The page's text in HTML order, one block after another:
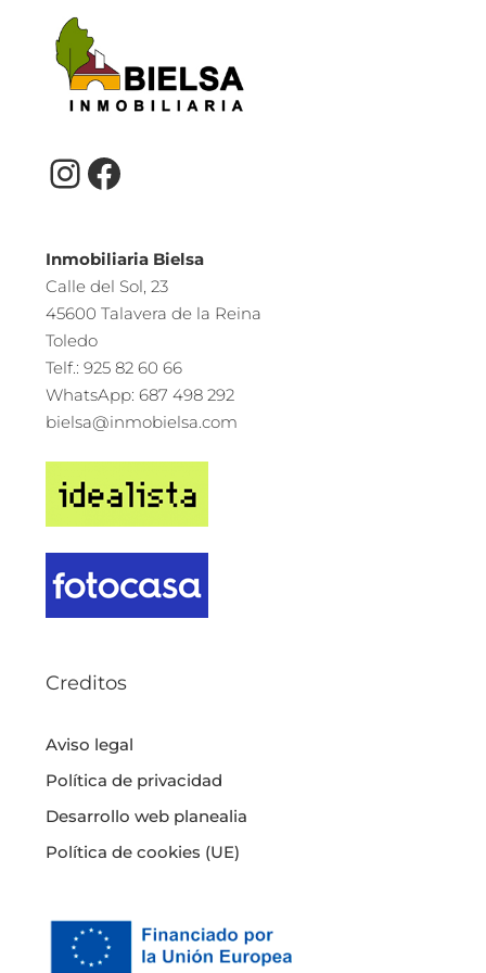
Inmobiliaria Bielsa
Calle del Sol, 23
45600 Talavera de la Reina
Toledo
Telf.: 925 82 60 66
WhatsApp: 687 498 292
bielsa@inmobielsa.com
Creditos
Aviso legal
Política de privacidad
Desarrollo web planealia
Política de cookies (UE)